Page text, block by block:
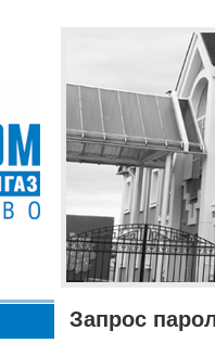
Запрос